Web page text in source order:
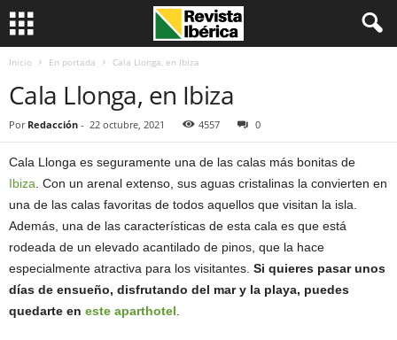
Inicio En portada Cala Llonga, en Ibiza
Cala Llonga, en Ibiza
Por Redacción - 22 octubre, 2021 4557 0
Cala Llonga es seguramente una de las calas más bonitas de
Ibiza . Con un arenal extenso, sus aguas cristalinas la convierten en
una de las calas favoritas de todos aquellos que visitan la isla.
Además, una de las características de esta cala es que está
rodeada de un elevado acantilado de pinos, que la hace
especialmente atractiva para los visitantes. Si quieres pasar unos
días de ensueño, disfrutando del mar y la playa, puedes
quedarte en este aparthotel